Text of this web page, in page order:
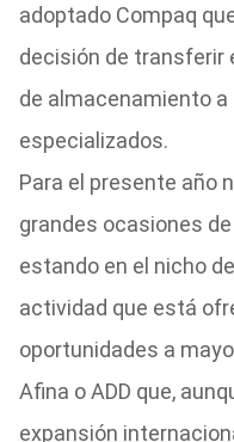
adoptado Compaq
decisión de transferir
de almacenamiento
especializados.
Para el presente año
grandes ocasiones
estando en el nicho
actividad que está
oportunidades a
Afina o ADD que,
expansión